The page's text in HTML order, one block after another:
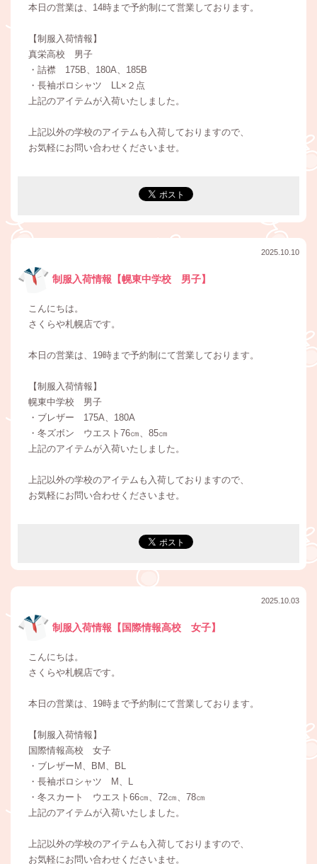
本日の営業は、14時まで予約制にて営業しております。
【制服入荷情報】
真栄高校 男子
・詰襟 175B、180A、185B
・長袖ポロシャツ LL×２点
上記のアイテムが入荷いたしました。
上記以外の学校のアイテムも入荷しておりますので、
お気軽にお問い合わせくださいませ。
2025.10.10
制服入荷情報【幌東中学校 男子】
こんにちは。
さくらや札幌店です。
本日の営業は、19時まで予約制にて営業しております。
【制服入荷情報】
幌東中学校 男子
・ブレザー 175A、180A
・冬ズボン ウエスト76㎝、85㎝
上記のアイテムが入荷いたしました。
上記以外の学校のアイテムも入荷しておりますので、
お気軽にお問い合わせくださいませ。
2025.10.03
制服入荷情報【国際情報高校 女子】
こんにちは。
さくらや札幌店です。
本日の営業は、19時まで予約制にて営業しております。
【制服入荷情報】
国際情報高校 女子
・ブレザーM、BM、BL
・長袖ポロシャツ M、L
・冬スカート ウエスト66㎝、72㎝、78㎝
上記のアイテムが入荷いたしました。
上記以外の学校のアイテムも入荷しておりますので、
お気軽にお問い合わせくださいませ。